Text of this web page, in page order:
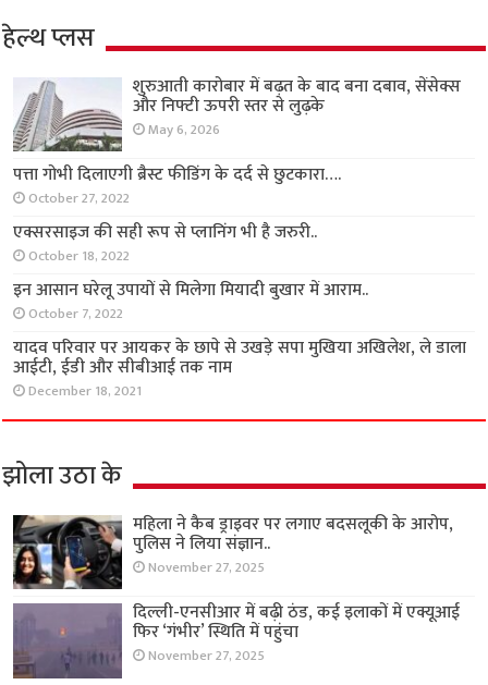
हेल्थ प्लस
शुरुआती कारोबार में बढ़त के बाद बना दबाव, सेंसेक्स
और निफ्टी ऊपरी स्तर से लुढ़के
May 6, 2026
पत्ता गोभी दिलाएगी ब्रैस्ट फीडिंग के दर्द से छुटकारा….
October 27, 2022
एक्सरसाइज की सही रूप से प्लानिंग भी है जरुरी..
October 18, 2022
इन आसान घरेलू उपायों से मिलेगा मियादी बुखार में आराम..
October 7, 2022
यादव परिवार पर आयकर के छापे से उखड़े सपा मुखिया अखिलेश, ले डाला
आईटी, ईडी और सीबीआई तक नाम
December 18, 2021
झोला उठा के
महिला ने कैब ड्राइवर पर लगाए बदसलूकी के आरोप,
पुलिस ने लिया संज्ञान..
November 27, 2025
दिल्ली-एनसीआर में बढ़ी ठंड, कई इलाकों में एक्यूआई
फिर ‘गंभीर’ स्थिति में पहुंचा
November 27, 2025